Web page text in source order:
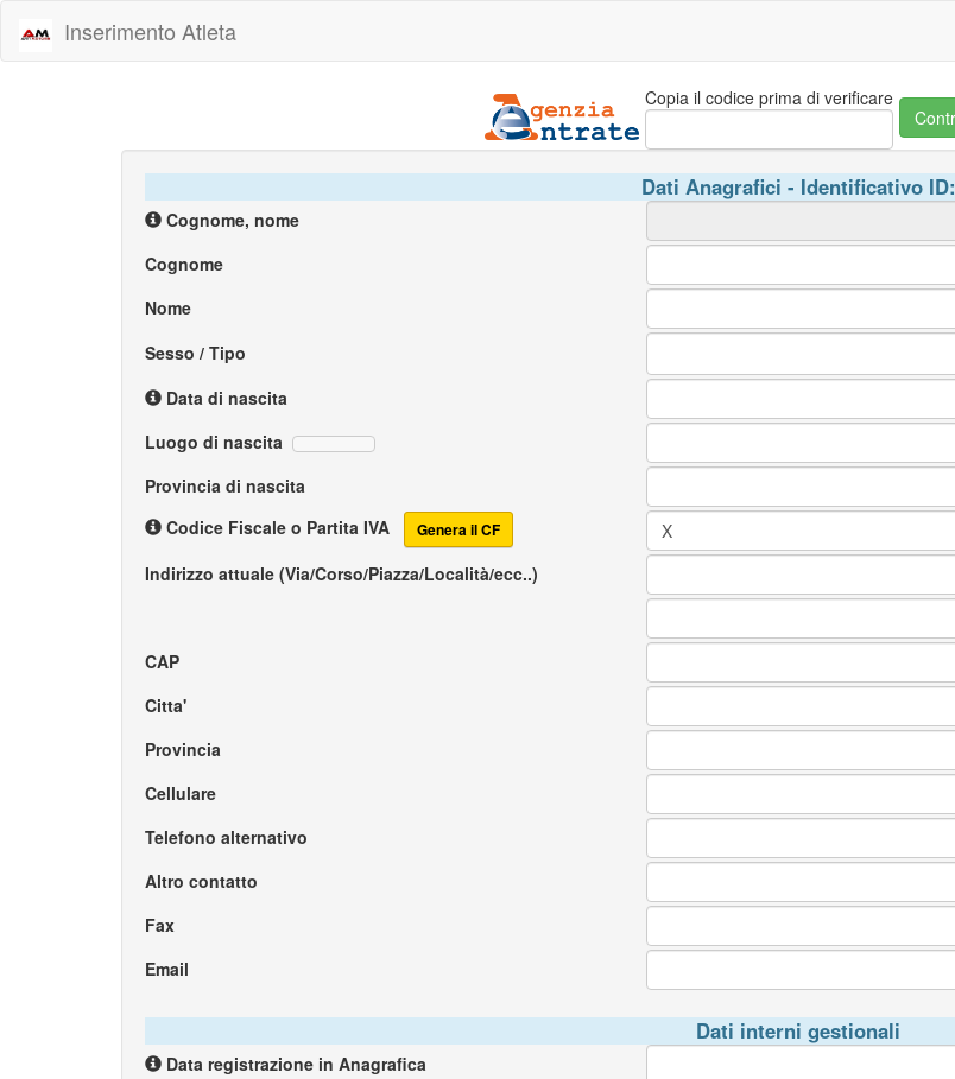
Inserimento Atleta
Copia il codice prima di verificare
Dati Anagrafici - Identificativo ID:
Cognome, nome
Cognome
Nome
Sesso / Tipo
Data di nascita
Luogo di nascita
Provincia di nascita
Codice Fiscale o Partita IVA
Genera il CF
Indirizzo attuale (Via/Corso/Piazza/Località/ecc..)
CAP
Citta'
Provincia
Cellulare
Telefono alternativo
Altro contatto
Fax
Email
Dati interni gestionali
Data registrazione in Anagrafica